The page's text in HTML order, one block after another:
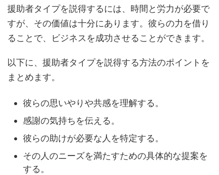
援助者タイプを説得するには、時間と労力が必要で
すが、その価値は十分にあります。彼らの力を借り
ることで、ビジネスを成功させることができます。
以下に、援助者タイプを説得する方法のポイントを
まとめます。
彼らの思いやりや共感を理解する。
感謝の気持ちを伝える。
彼らの助けが必要な人を特定する。
その人のニーズを満たすための具体的な提案を
する。